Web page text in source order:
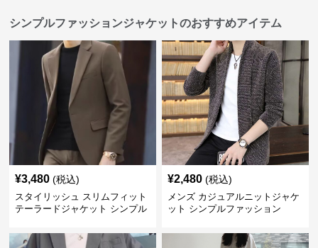
シンプルファッションジャケットのおすすめアイテム
¥3,480 (税込)
スタイリッシュ スリムフィット
テーラードジャケット シンプル
¥2,480 (税込)
メンズ カジュアルニットジャケ
ット シンプルファッション